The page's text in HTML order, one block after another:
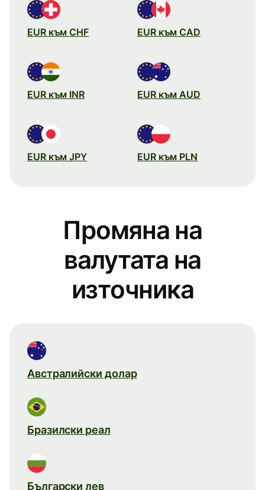
EUR към CHF EUR към CAD
EUR към INR EUR към AUD
EUR към JPY EUR към PLN
Промяна на
валутата на
източника
Австралийски долар
Бразилски реал
Български лев